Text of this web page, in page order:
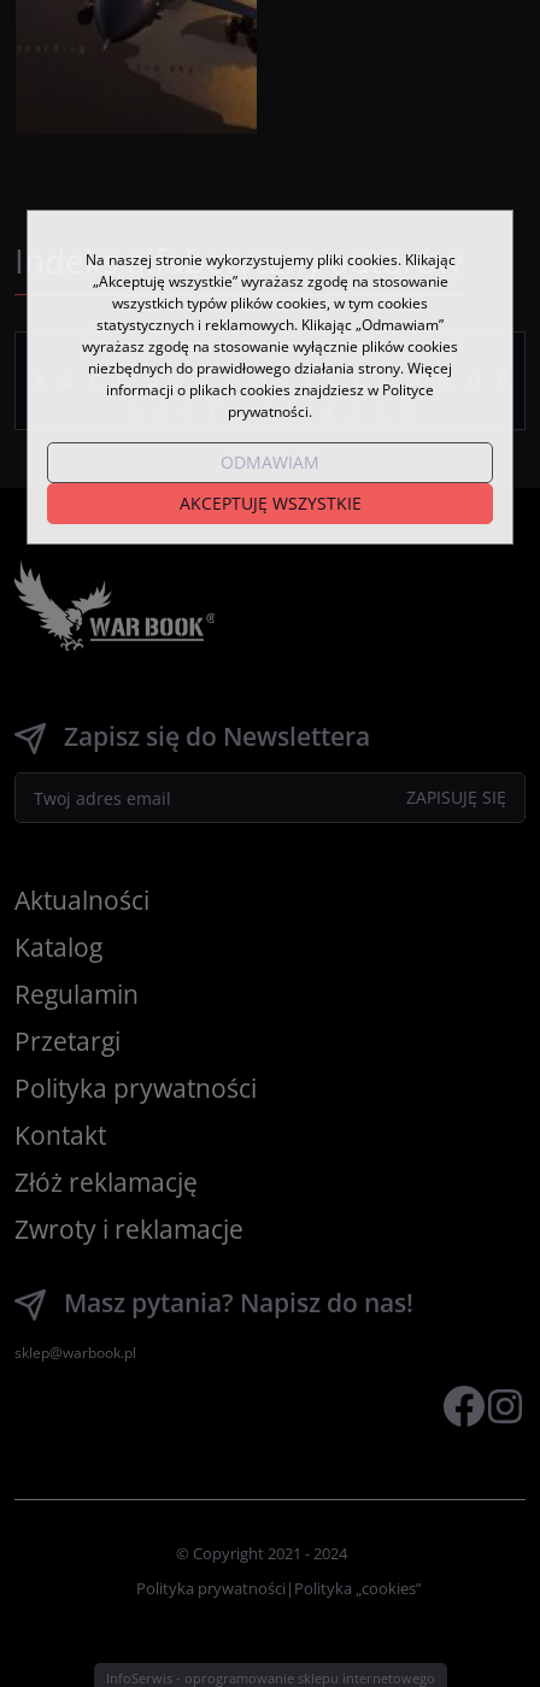
Indeks alfabetyczny autorów
Wybierz pierwszą literę:
C Ć D E F G H I J K L Ł M N
U V W
Zapisz się do Newslettera
Aktualności
Katalog
Regulamin
Przetargi
Polityka prywatności
Kontakt
Złóż reklamację
Zwroty i reklamacje
Masz pytania? Napisz do nas!
sklep@warbook.pl
© Copyright 2021 - 2024
Polityka prywatności | Polityka „cookies”
InfoSerwis- oprogramowanie sklepu internetowego
Na naszej stronie wykorzystujemy pliki cookies. Klikając
„Akceptuję wszystkie” wyrażasz zgodę na stosowanie
wszystkich typów plików cookies, w tym cookies
statystycznych i reklamowych. Klikając „Odmawiam”
wyrażasz zgodę na stosowanie wyłącznie plików cookies
niezbędnych do prawidłowego działania strony. Więcej
informacji o plikach cookies znajdziesz w Polityce
prywatności.
ODMAWIAM
AKCEPTUJĘ WSZYSTKIE